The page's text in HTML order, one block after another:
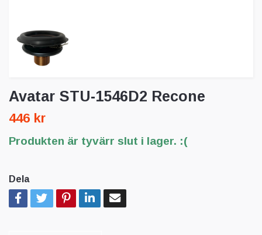
Avatar STU-1546D2 Recone
446 kr
Produkten är tyvärr slut i lager. :(
Dela